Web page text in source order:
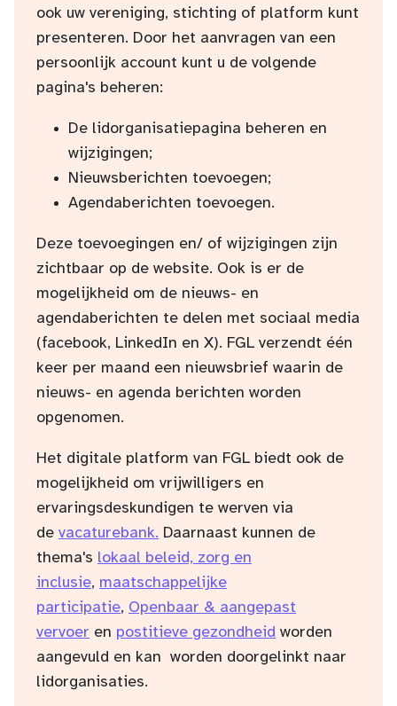
ook uw vereniging, stichting of platform kunt
presenteren. Door het aanvragen van een
persoonlijk account kunt u de volgende
pagina's beheren:
De lidorganisatiepagina beheren en
wijzigingen;
Nieuwsberichten toevoegen;
Agendaberichten toevoegen.
Deze toevoegingen en/ of wijzigingen zijn
zichtbaar op de website. Ook is er de
mogelijkheid om de nieuws- en
agendaberichten te delen met sociaal media
(facebook, LinkedIn en X). FGL verzendt één
keer per maand een nieuwsbrief waarin de
nieuws- en agenda berichten worden
opgenomen.
Het digitale platform van FGL biedt ook de
mogelijkheid om vrijwilligers en
ervaringsdeskundigen te werven via
de vacaturebank. Daarnaast kunnen de
thema's lokaal beleid, zorg en
inclusie, maatschappelijke
participatie, Openbaar & aangepast
vervoer en postitieve gezondheid worden
aangevuld en kan worden doorgelinkt naar
lidorganisaties.